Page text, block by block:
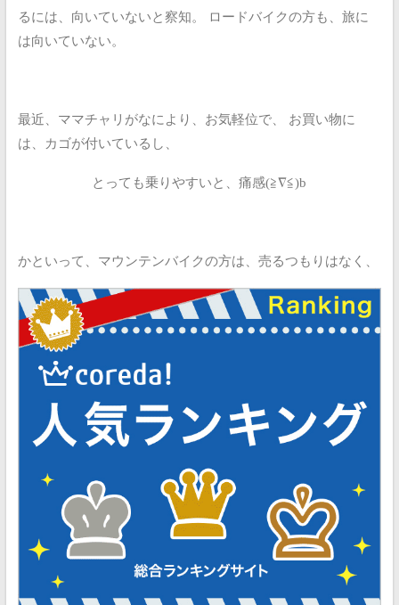
るには、向いていないと察知。
ロードバイクの方も、旅に
は向いていない。
最近、ママチャリがなにより、お気軽位で、
お買い物に
は、カゴが付いているし、
とっても乗りやすいと、痛感(≧∇≦)b
かといって、マウンテンバイクの方は、売るつもりはなく、